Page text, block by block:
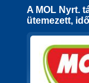
A MOL Nyrt.
ütemezett,